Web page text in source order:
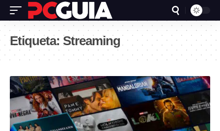
Etiqueta: Streaming